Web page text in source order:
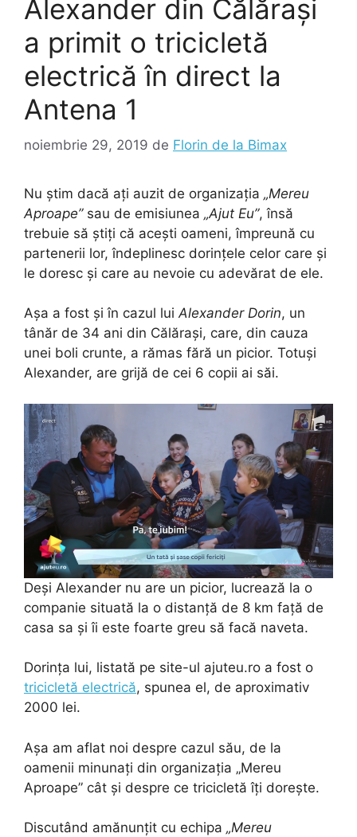
Alexander din Călărași
a primit o tricicletă
electrică în direct la
Antena 1
noiembrie 29, 2019 de Florin de la Bimax
Nu știm dacă ați auzit de organizația „Mereu
Aproape”sau de emisiunea „Ajut Eu”, însă
trebuie să știți că acești oameni, împreună cu
partenerii lor, îndeplinesc dorințele celor care și
le doresc și care au nevoie cu adevărat de ele.
Așa a fost și în cazul luiAlexander Dorin, un
tânăr de 34 ani din Călărași, care, din cauza
unei boli crunte, a rămas fără un picior. Totuși
Alexander, are grijă de cei 6 copii ai săi.
Deși Alexander nu are un picior, lucrează la o
companie situată la o distanță de 8 km față de
casa sa și îi este foarte greu să facă naveta.
Dorința lui, listată pe site-ul ajuteu.ro a fost o
tricicletă electrică, spunea el, de aproximativ
2000 lei.
Așa am aflat noi despre cazul său, de la
oamenii minunați din organizația „Mereu
Aproape” cât și despre ce tricicletă îți dorește.
Discutând amănunțit cu echipa „Mereu